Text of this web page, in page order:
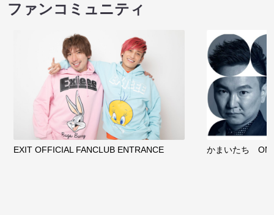
ファンコミュニティ
EXIT OFFICIAL FANCLUB ENTRANCE かまいたち